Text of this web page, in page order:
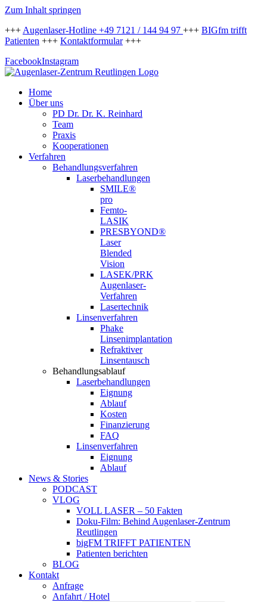
Zum Inhalt springen
+++ Augenlaser-Hotline +49 7121 / 144 94 97 +++ BIGfm trifft
Patienten +++ Kontaktformular+++
FacebookInstagram
Home
Über uns
PD Dr. Dr. K. Reinhard
Team
Praxis
Kooperationen
Verfahren
Behandlungsverfahren
Laserbehandlungen
SMILE®
pro
Femto-
LASIK
PRESBYOND®
Laser
Blended
Vision
LASEK/PRK
Augenlaser-
Verfahren
Lasertechnik
Linsenverfahren
Phake
Linsenimplantation
Refraktiver
Linsentausch
Behandlungsablauf
Laserbehandlungen
Eignung
Ablauf
Kosten
Finanzierung
FAQ
Linsenverfahren
Eignung
Ablauf
News & Stories
PODCAST
VLOG
VOLL LASER – 50 Fakten
Doku-Film: Behind Augenlaser-Zentrum
Reutlingen
bigFM TRIFFT PATIENTEN
Patienten berichten
BLOG
Kontakt
Anfrage
Anfahrt / Hotel